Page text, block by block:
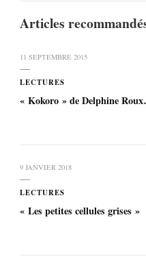
Articles
11 SEPTEMBRE 2015
LECTURES
« Kokoro » de Delphine
9 JANVIER 2018
LECTURES
« Les petites cellules grises »